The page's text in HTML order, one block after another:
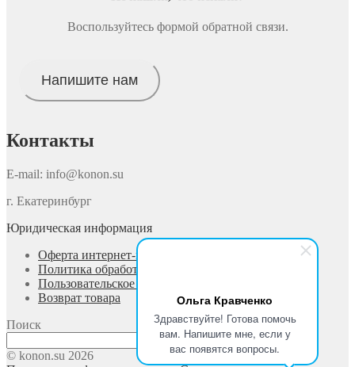
Ольга Кравченко
Здравствуйте! Готова помочь
вам. Напишите мне, если у
вас появятся вопросы.
Воспользуйтесь формой обратной связи.
Напишите нам
Контакты
E-mail: info@konon.su
г. Екатеринбург
Юридическая информация
Оферта интернет-магазина
Политика обработки персональных данных
Пользовательское соглашение
Возврат товара
Поиск
Поиск
© konon.su 2026